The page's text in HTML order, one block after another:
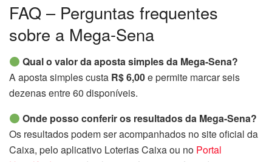
FAQ – Perguntas frequentes
sobre a Mega-Sena
Qual o valor da aposta simples da Mega-Sena?
A aposta simples custa R$ 6,00e permite marcar seis
dezenas entre 60 disponíveis.
Onde posso conferir os resultados da Mega-Sena?
Os resultados podem ser acompanhados no site oficial da
Caixa, pelo aplicativo Loterias Caixa ou no Portal